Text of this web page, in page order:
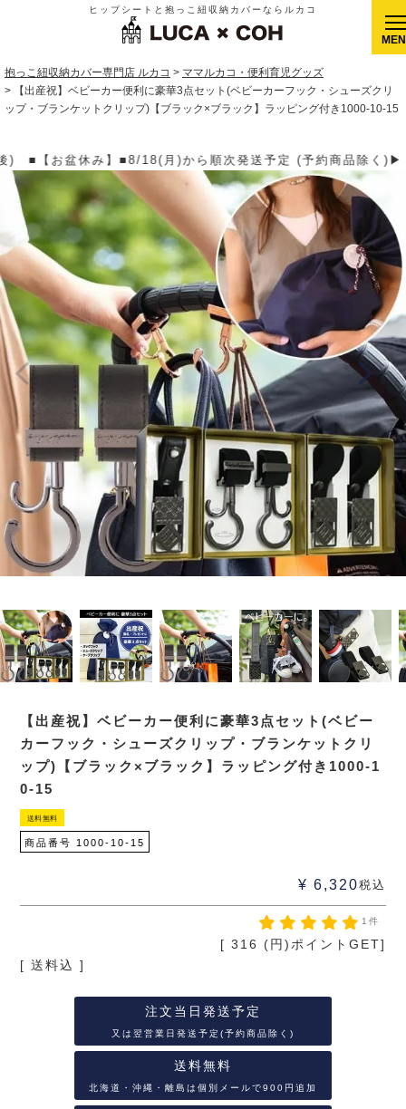
ヒップシートと抱っこ紐収納カバーならルカコ
抱っこ紐収納カバー専門店 ルカコ
ママルカコ・便利育児グッズ
【出産祝】ベビーカー便利に豪華3点セット(ベビーカーフック・シューズクリ
ップ・ブランケットクリップ)【ブラック×ブラック】ラッピング付き1000-10-15
商品除く)▶【送料】ゆうパケット400円(全国一律)、ゆう
【出産祝】ベビーカー便利に豪華3点セット(ベビー
カーフック・シューズクリップ・ブランケットクリ
ップ)【ブラック×ブラック】ラッピング付き1000-1
0-15
送料無料
商品番号 1000-10-15
¥ 6,320税込
1件
[ 316
(円)ポイントGET]
送料込
注文当日発送予定
又は翌営業日発送予定(予約商品除く)
送料無料
北海道・沖縄・離島は個別メールで900円追加